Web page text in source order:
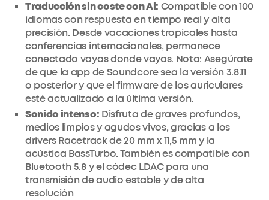
Traducción sin coste con Al: Compatible con 100
idiomas con respuesta en tiempo real y alta
precisión. Desde vacaciones tropicales hasta
conferencias internacionales, permanece
conectado vayas donde vayas. Nota: Asegúrate
de que la app de Soundcore sea la versión 3.8.11
o posterior y que el firmware de los auriculares
esté actualizado a la última versión.
Sonido intenso: Disfruta de graves profundos,
medios limpios y agudos vivos, gracias a los
drivers Racetrack de 20 mm x 11,5 mm y la
acústica BassTurbo. También es compatible con
Bluetooth 5.8 y el códec LDAC para una
transmisión de audio estable y de alta
resolución